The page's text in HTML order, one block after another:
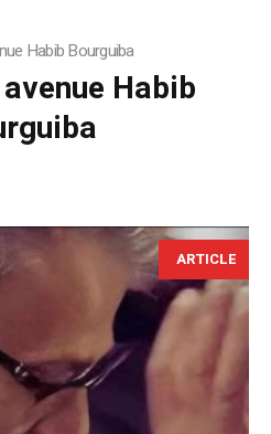
Habib Bourguiba
avenue Habib
ARTICLE